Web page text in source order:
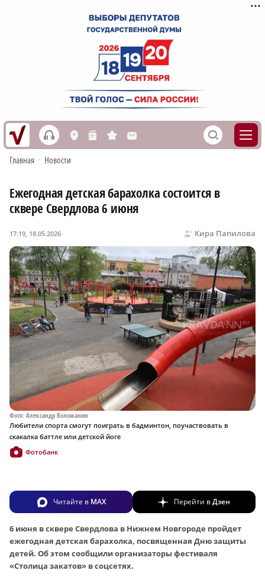
h L n s M S
Главная • Новости
Ежегодная детская барахолка состоится в
сквере Свердлова 6 июня
Кира Папилова
17:19, 18.05.2026
Фото: Александр Воложанин
Любители спорта смогут поиграть в бадминтон, поучаствовать в
скакалка баттле или детской йоге
Фотобанк
Читайте в MAX Перейти вДзен
6 июня в сквере Свердлова в Нижнем Новгороде пройдет
ежегодная детская барахолка, посвященная Дню защиты
детей. Об этом сообщили организаторы фестиваля
«Столица закатов» в соцсетях.